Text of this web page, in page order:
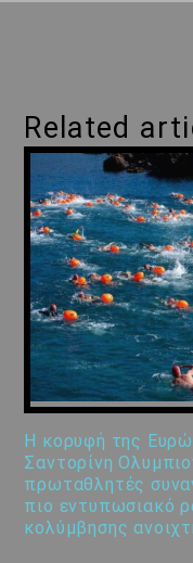
Related
Η κορυφή της
Σαντορίνη
πρωταθλητές
πιο εντυπωσιακό
κολύμβησης